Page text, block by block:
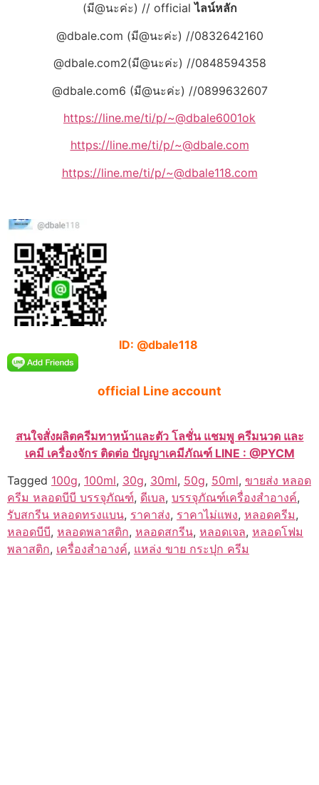
(มี@นะค่ะ) // officialไลน์หลัก
@dbale.com (มี@นะค่ะ) //0832642160
@dbale.com2(มี@นะค่ะ) //0848594358
@dbale.com6 (มี@นะค่ะ) //0899632607
https://line.me/ti/p/~@dbale6001ok
https://line.me/ti/p/~@dbale.com
https://line.me/ti/p/~@dbale118.com
ID: @dbale118
official Line account
สนใจสั่งผลิตครีมทาหน้าและตัว โลชั่น แชมพู ครีมนวด และ
เคมี เครื่องจักร ติดต่อ ปัญญาเคมีภัณฑ์ LINE : @PYCM
Tagged 100g, 100ml, 30g, 30ml, 50g, 50ml, ขายส่ง หลอด
ครีม หลอดบีบี บรรจุภัณฑ์, ดีเบล, บรรจุภัณฑ์เครื่องสำอางค์,
รับสกรีน หลอดทรงแบน, ราคาส่ง, ราคาไม่แพง, หลอดครีม,
หลอดบีบี, หลอดพลาสติก, หลอดสกรีน, หลอดเจล, หลอดโฟม
พลาสติก, เครื่องสำอางค์, แหล่ง ขาย กระปุก ครีม